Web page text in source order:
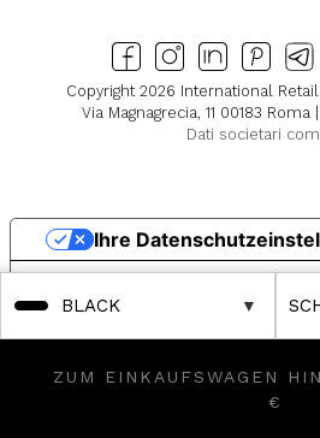
BLACK
ZUM EINKAUFSWAGEN
€
Copyright 2026 International
Via Magnagrecia, 11 00183 Roma |
Dati societari
Hinweis bei Erhebung
Ihre